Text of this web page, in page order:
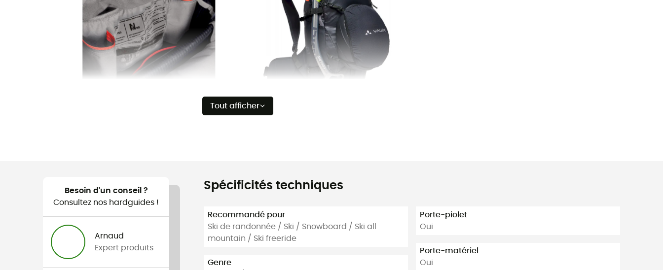
Tout afficher
Besoin d'un conseil ?
Consultez nos hardguides !
Arnaud
Expert produits
Spécificités techniques
Recommandé pour
Ski de randonnée / Ski / Snowboard / Ski all
mountain / Ski freeride
Genre
Porte-piolet
Oui
Porte-matériel
Oui